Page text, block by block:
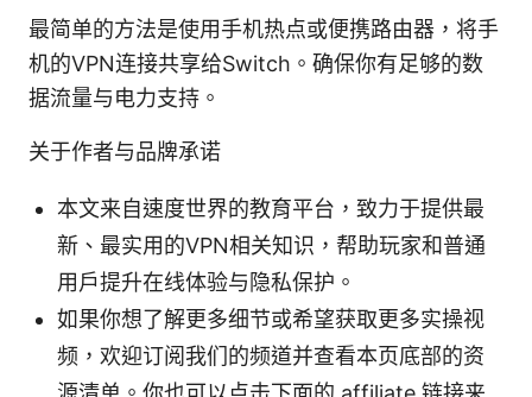
最简单的方法是使用手机热点或便携路由器，将手
机的VPN连接共享给Switch。确保你有足够的数
据流量与电力支持。
关于作者与品牌承诺
本文来自速度世界的教育平台，致力于提供最
新、最实用的VPN相关知识，帮助玩家和普通
用户提升在线体验与隐私保护。
如果你想了解更多细节或希望获取更多实操视
频，欢迎订阅我们的频道并查看本页底部的资